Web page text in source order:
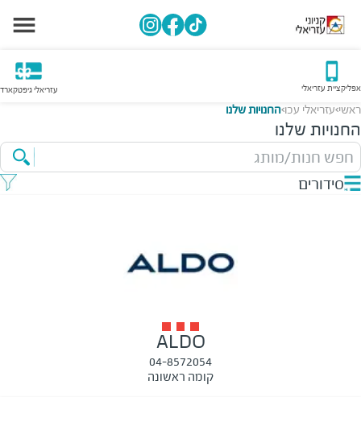
אפליקציית עזריאלי עזריאלי גיפטקארד
ראשי>עזריאלי עכו>החנויות שלנו
החנויות שלנו
חפש חנות/מותג
סידורים
ALDO
04-8572054
קומה ראשונה